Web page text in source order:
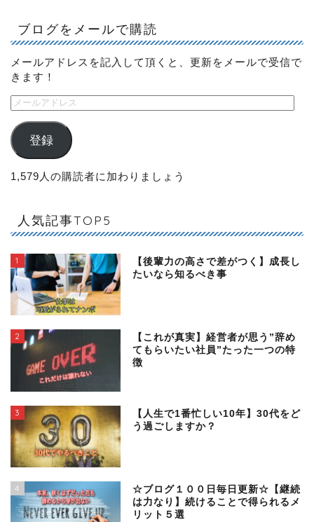
ブログをメールで購読
メールアドレスを記入して頂くと、更新をメールで受信で
きます！
登録
1,579人の購読者に加わりましょう
人気記事TOP5
1
【後輩力の高さで差がつく】成長し
たいなら知るべき事
2
【これが真実】経営者が思う”辞め
てもらいたい社員”たった一つの特
徴
3
【人生で1番忙しい10年】30代をど
う過ごしますか？
4
☆ブログ１００日毎日更新☆【継続
は力なり】続けることで得られるメ
リット５選